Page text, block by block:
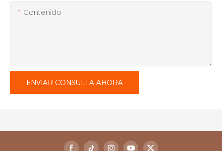
Contenido
ENVIAR CONSULTA AHORA